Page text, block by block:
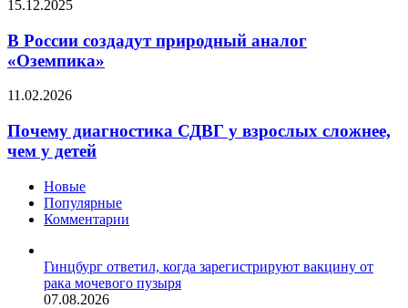
тревога
В
создадут
природный
аналог
15.12.2025
В России создадут природный аналог
«Оземпика»
Почему
СДВГ
у
взрослых
детей
11.02.2026
Почему диагностика СДВГ у взрослых сложнее,
чем у детей
Новые
Популярные
Комментарии
Гинцбург ответил, когда зарегистрируют вакцину от
рака мочевого пузыря
07.08.2026